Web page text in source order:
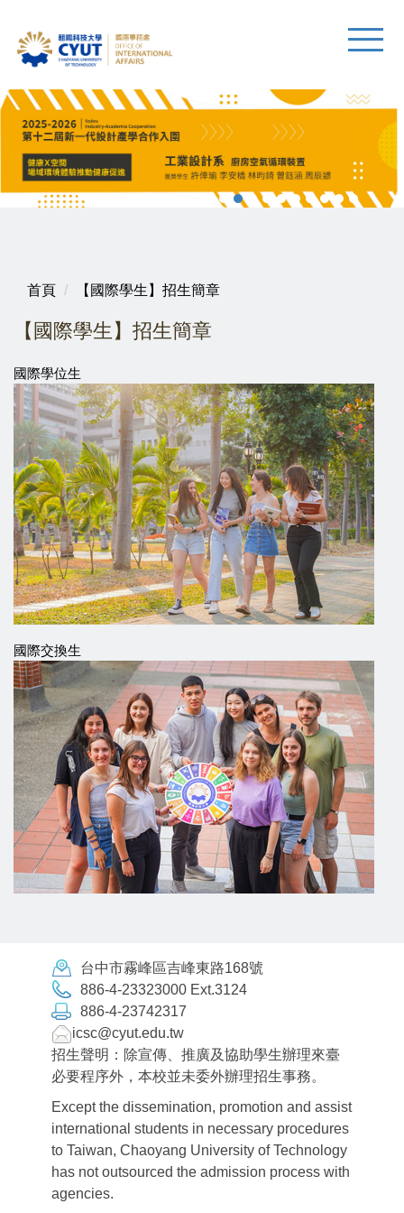
首頁 【國際學生】招生簡章
【國際學生】招生簡章
國際學位生
國際交換生
台中市霧峰區吉峰東路168號
886-4-23323000 Ext.3124
886-4-23742317
icsc@cyut.edu.tw
招生聲明：除宣傳、推廣及協助學生辦理來臺
必要程序外，本校並未委外辦理招生事務。
Except the dissemination, promotion and assist
international students in necessary procedures
to Taiwan, Chaoyang University of Technology
has not outsourced the admission process with
agencies.